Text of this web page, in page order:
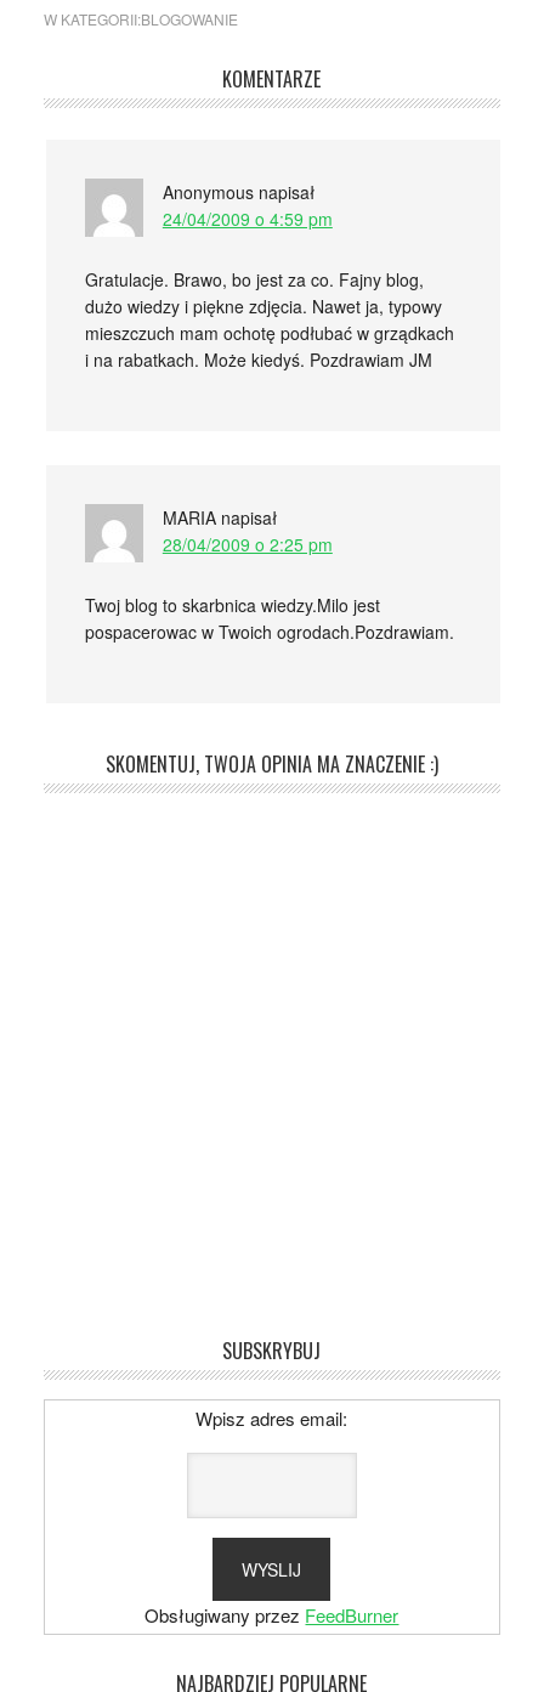
W KATEGORII:BLOGOWANIE
KOMENTARZE
Anonymous napisał
24/04/2009 o 4:59 pm
Gratulacje. Brawo, bo jest za co. Fajny blog,
dużo wiedzy i piękne zdjęcia. Nawet ja, typowy
mieszczuch mam ochotę podłubać w grządkach
i na rabatkach. Może kiedyś. Pozdrawiam JM
MARIA napisał
28/04/2009 o 2:25 pm
Twoj blog to skarbnica wiedzy.Milo jest
pospacerowac w Twoich ogrodach.Pozdrawiam.
SKOMENTUJ, TWOJA OPINIA MA ZNACZENIE :)
SUBSKRYBUJ
Wpisz adres email:
Obsługiwany przez FeedBurner
NAJBARDZIEJ POPULARNE